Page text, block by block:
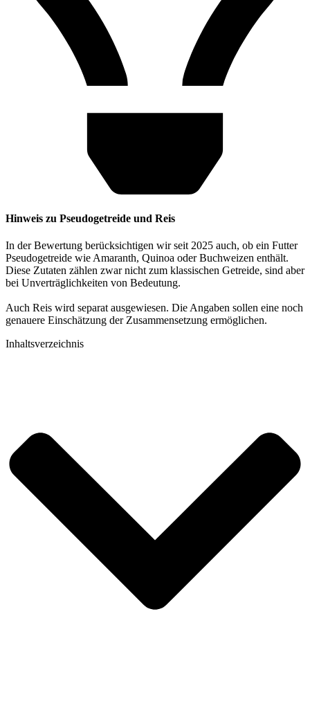
Hinweis zu Pseudogetreide und Reis
In der Bewertung berücksichtigen wir seit 2025 auch, ob ein Futter
Pseudogetreide wie Amaranth, Quinoa oder Buchweizen enthält.
Diese Zutaten zählen zwar nicht zum klassischen Getreide, sind aber
bei Unverträglichkeiten von Bedeutung.
Auch Reis wird separat ausgewiesen. Die Angaben sollen eine noch
genauere Einschätzung der Zusammensetzung ermöglichen.
Inhaltsverzeichnis​